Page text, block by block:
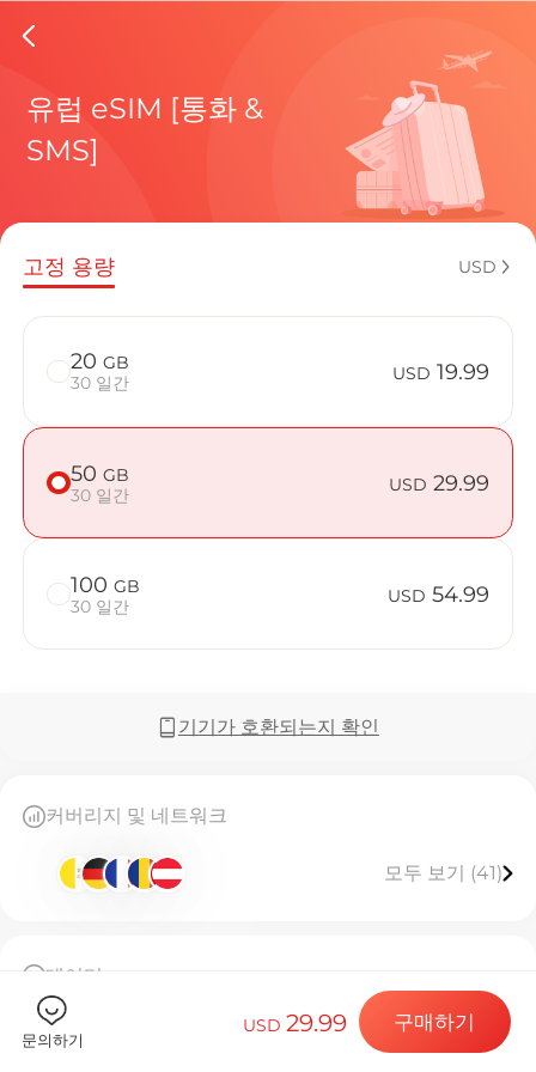
현재 목적
eSIM을 즐
Romania
Billion
목적지 및 데
eSIM 설치하
데이터 요금
유럽 eSIM [통화 &
SMS]
고정 용량 USD
20 GB
30 일간
USD 19.99
50 GB
30 일간
USD 29.99
100 GB
30 일간
USD 54.99
기기가 호환되는지 확인
커버리지 및 네트워크
모두 보기 (41)
데이터
50GB 고속 데이터, 소진 시 연결 중단
이 eSIM은 한 번만 설치할 수 있습니다
[eSIM 사용 안내]
문의하기
USD29.99 구매하기